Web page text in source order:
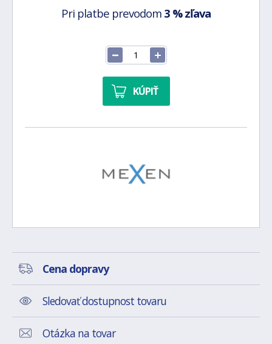
Pri platbe prevodom 3 % zľava
KÚPIŤ
Cena dopravy
Sledovať dostupnost tovaru
Otázka na tovar